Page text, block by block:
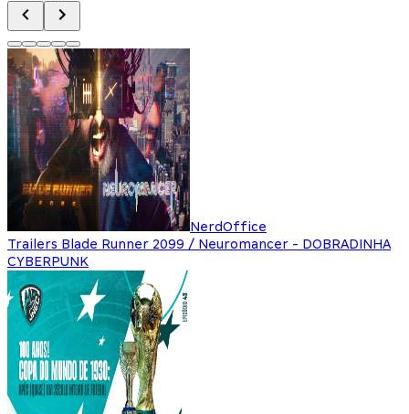
NerdOffice
Trailers Blade Runner 2099 / Neuromancer - DOBRADINHA
CYBERPUNK